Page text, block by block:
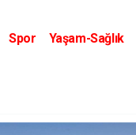
Spor Yaşam-Sağlık